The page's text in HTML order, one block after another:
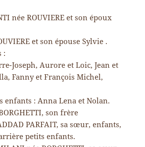
née ROUVIERE et son époux
et son épouse Sylvie .
:
Joseph, Aurore et Loic, Jean et
Fanny et François Michel,
enfants : Anna Lena et Nolan.
son frère
PARFAIT, sa sœur, enfants,
petits enfants.